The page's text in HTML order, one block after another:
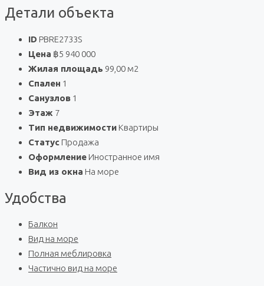
Детали объекта
ID PBRE2733S
Цена ฿5 940 000
Жилая площадь 99,00 м2
Спален 1
Санузлов 1
Этаж 7
Тип недвижимости Квартиры
Статус Продажа
Оформление Иностранное имя
Вид из окна На море
Удобства
Балкон
Вид на море
Полная меблировка
Частично вид на море